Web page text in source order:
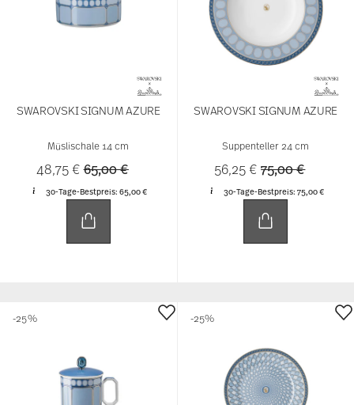
SWAROVSKI SIGNUM AZURE
Müslischale 14 cm
48,75 €Price reduced from
65,00 €to
30-Tage-Bestpreis:65,00 €
SWAROVSKI SIGNUM AZURE
Suppenteller 24 cm
56,25 €Price reduced
75,00 €to
30-Tage-Bestpreis:75,00 €
-25% -25%